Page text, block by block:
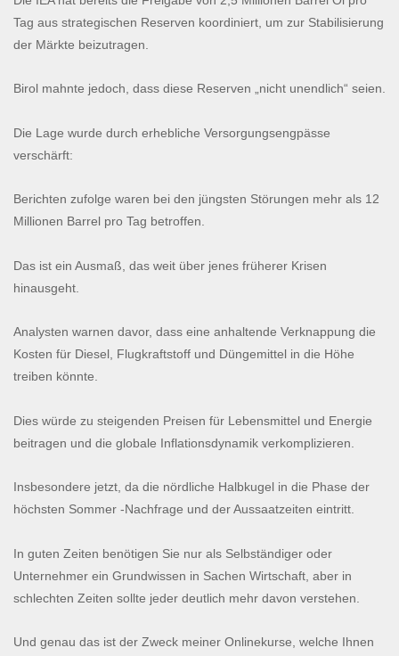
Tag aus strategischen Reserven koordiniert, um zur Stabilisierung
der Märkte beizutragen.
Birol mahnte jedoch, dass diese Reserven „nicht unendlich“ seien.
Die Lage wurde durch erhebliche Versorgungsengpässe
verschärft:
Berichten zufolge waren bei den jüngsten Störungen mehr als 12
Millionen Barrel pro Tag betroffen.
Das ist ein Ausmaß, das weit über jenes früherer Krisen
hinausgeht.
Analysten warnen davor, dass eine anhaltende Verknappung die
Kosten für Diesel, Flugkraftstoff und Düngemittel in die Höhe
treiben könnte.
Dies würde zu steigenden Preisen für Lebensmittel und Energie
beitragen und die globale Inflationsdynamik verkomplizieren.
Insbesondere jetzt, da die nördliche Halbkugel in die Phase der
höchsten Sommer -Nachfrage und der Aussaatzeiten eintritt.
In guten Zeiten benötigen Sie nur als Selbständiger oder
Unternehmer ein Grundwissen in Sachen Wirtschaft, aber in
schlechten Zeiten sollte jeder deutlich mehr davon verstehen.
Und genau das ist der Zweck meiner Onlinekurse, welche Ihnen